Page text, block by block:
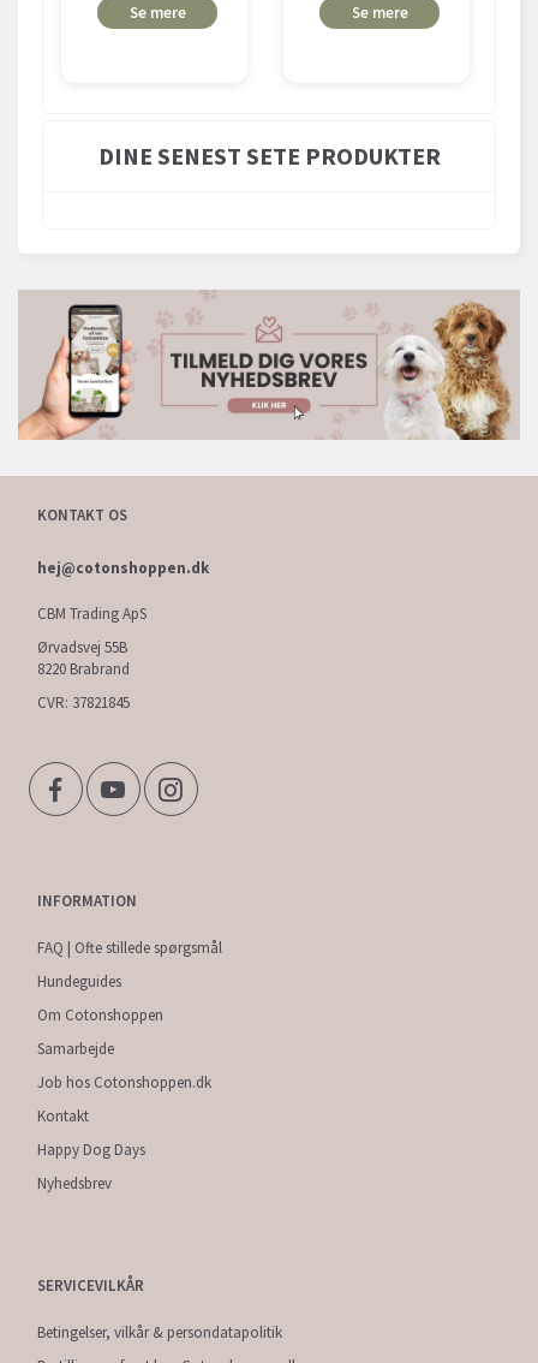
Se mere Se mere
DINE SENEST SETE PRODUKTER
KONTAKT OS
hej@cotonshoppen.dk
CBM Trading ApS
Ørvadsvej 55B
8220 Brabrand
CVR: 37821845
INFORMATION
FAQ | Ofte stillede spørgsmål
Hundeguides
Om Cotonshoppen
Samarbejde
Job hos Cotonshoppen.dk
Kontakt
Happy Dog Days
Nyhedsbrev
SERVICEVILKÅR
Betingelser, vilkår & persondatapolitik